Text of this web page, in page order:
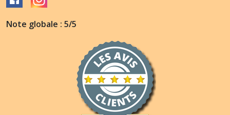
Note globale : 5/5